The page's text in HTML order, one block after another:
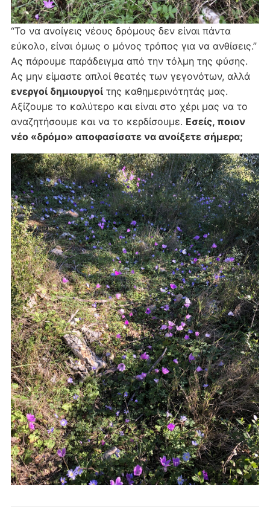
“Το να ανοίγεις νέους δρόμους δεν είναι πάντα
εύκολο, είναι όμως ο μόνος τρόπος για να ανθίσεις.”
Ας πάρουμε παράδειγμα από την τόλμη της φύσης.
Ας μην είμαστε απλοί θεατές των γεγονότων, αλλά
ενεργοί δημιουργοίτης καθημερινότητάς μας.
Αξίζουμε το καλύτερο και είναι στο χέρι μας να το
αναζητήσουμε και να το κερδίσουμε. Εσείς, ποιον
νέο «δρόμο» αποφασίσατε να ανοίξετε σήμερα;